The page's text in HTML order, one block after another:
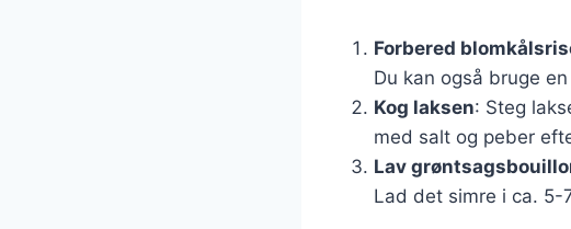
Forbered
Du kan også bruge
Kog laksen: Steg
med salt og peber
Lav
Lad det simre i ca. 5-